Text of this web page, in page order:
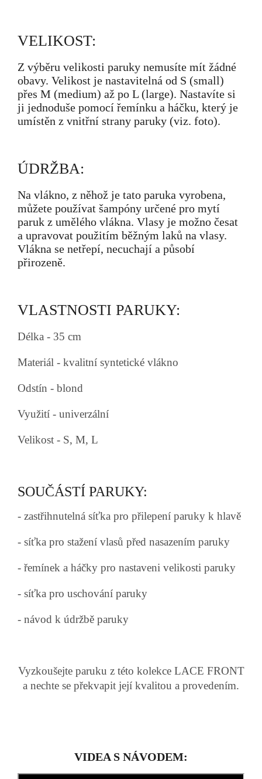
VELIKOST:
Z výběru velikosti paruky nemusíte mít žádné
obavy. Velikost je nastavitelná od S (small)
přes M (medium) až po L (large). Nastavíte si
ji jednoduše pomocí řemínku a háčku, který je
umístěn z vnitřní strany paruky (viz. foto).
ÚDRŽBA:
Na vlákno, z něhož je tato paruka vyrobena,
můžete používat šampóny určené pro mytí
paruk z umělého vlákna. Vlasy je možno česat
a upravovat použitím běžným laků na vlasy.
Vlákna se netřepí, necuchají a působí
přirozeně.
VLASTNOSTI PARUKY:
Délka - 35 cm
Materiál - kvalitní syntetické vlákno
Odstín - blond
Využití - univerzální
Velikost - S, M, L
SOUČÁSTÍ PARUKY:
- zastřihnutelná síťka pro přilepení paruky k hlavě
- síťka pro stažení vlasů před nasazením paruky
- řemínek a háčky pro nastaveni velikosti paruky
- síťka pro uschování paruky
- návod k údržbě paruky
Vyzkoušejte paruku z této kolekce LACE FRONT
a nechte se překvapit její kvalitou a provedením.
VIDEA S NÁVODEM: